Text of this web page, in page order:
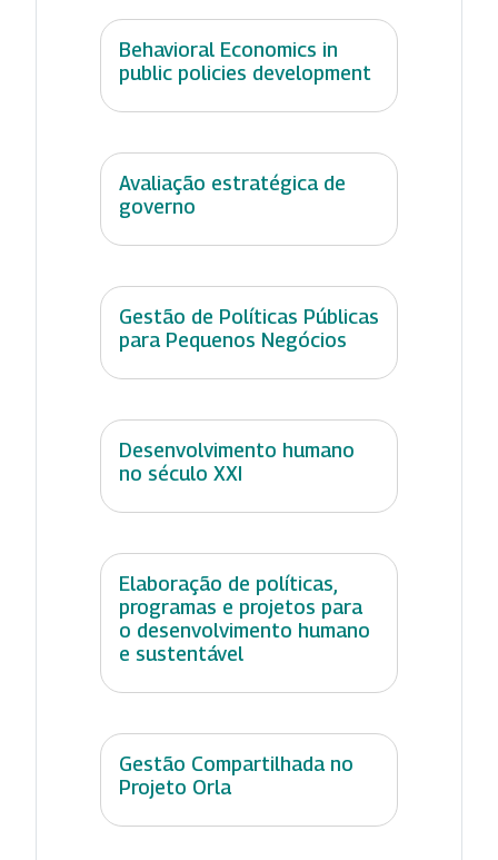
Behavioral Economics in
public policies development
Avaliação estratégica de
governo
Gestão de Políticas Públicas
para Pequenos Negócios
Desenvolvimento humano
no século XXI
Elaboração de políticas,
programas e projetos para
o desenvolvimento humano
e sustentável
Gestão Compartilhada no
Projeto Orla